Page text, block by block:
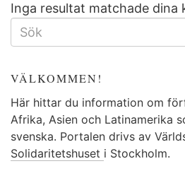
Inga resultat matchade dina
SÖKFORMULÄR
VÄLKOMMEN!
Här hittar du information om
Afrika, Asien och Latinamerika
svenska. Portalen drivs av
Solidaritetshuset i Stockholm.